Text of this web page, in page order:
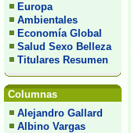
Europa
Ambientales
Economía Global
Salud Sexo Belleza
Titulares Resumen
Columnas
Alejandro Gallard
Albino Vargas